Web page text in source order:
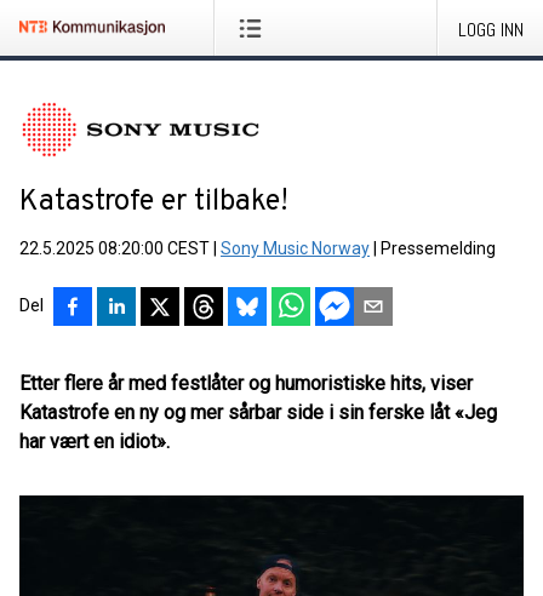
LOGG INN
Katastrofe er tilbake!
22.5.2025 08:20:00 CEST Sony Music Norway Pressemelding
Del
Etter flere år med festlåter og humoristiske hits, viser
Katastrofe en ny og mer sårbar side i sin ferske låt «Jeg
har vært en idiot».